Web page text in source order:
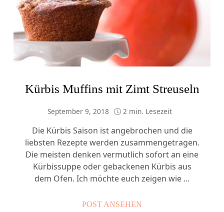
Kürbis Muffins mit Zimt Streuseln
September 9, 2018 2 min. Lesezeit
Die Kürbis Saison ist angebrochen und die
liebsten Rezepte werden zusammengetragen.
Die meisten denken vermutlich sofort an eine
Kürbissuppe oder gebackenen Kürbis aus
dem Ofen. Ich möchte euch zeigen wie ...
POST ANSEHEN